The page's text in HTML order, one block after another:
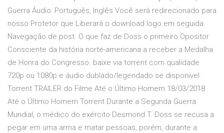
Guerra Áudio: Português, Inglês Você será redirecionado para
nosso Protetor que Liberará o download logo em seguida.
Navegação de post. O que faz de Doss o primeiro Opositor
Consciente da história norte-americana a receber a Medalha
de Honra do Congresso. baixe via torrent com qualidade
720p ou 1080p e áudio dublado/legendado se disponivel.
Torrent TRAILER do Filme Até o Último Homem 18/03/2018 ·
Até o Último Homem Torrent Durante a Segunda Guerra
Mundial, o médico do exército Desmond T. Doss se recusa a
pegar em uma arma e matar pessoas, porém, durante a